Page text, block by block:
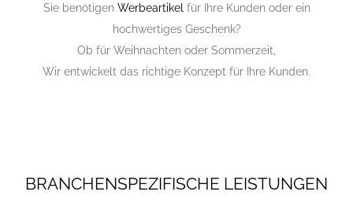
Sie benötigen Werbeartikel für Ihre Kunden oder ein
hochwertiges Geschenk?
Ob für Weihnachten oder Sommerzeit,
Wir entwickelt das richtige Konzept für Ihre Kunden.
BRANCHENSPEZIFISCHE LEISTUNGEN